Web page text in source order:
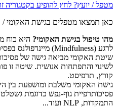
מטפל / יועץ? לחץ להופיע בקטגוריה זו
כאן תמצאו מטפלים בגישת האקומי /
מהו טיפול בגישת האקומי? היא כוח
לרגע (Mindfulness) מיינדפולנס בפסיכותרפיה
שיטת האקומי מביאה גישה של
קורץ, תרפיסט.
גישת האקומי משלבת ומושפעת בין
פסיכותרפיית גוף-נפש כדוגמת
התמקדות, NLP ועוד...